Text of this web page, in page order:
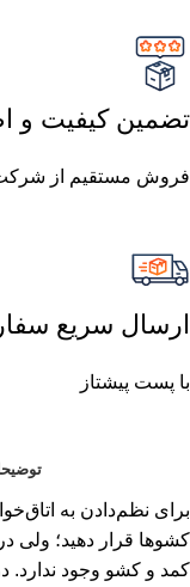
تضمین کیفیت و
فروش مستقیم از
ارسال سریع
با پست پیشتاز
برای نظم‌دادن به
کشوها قرار دهید؛ ولی
کمد و کشو وجود ندارد.